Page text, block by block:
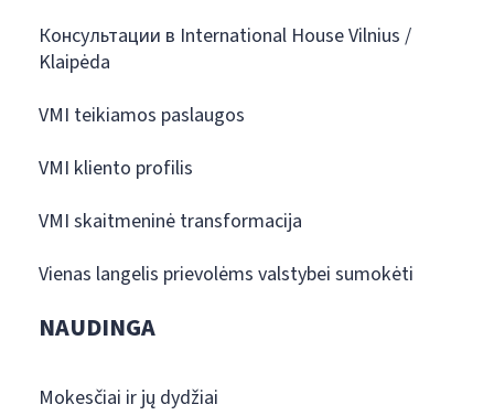
Консультации в International House Vilnius /
Klaipėda
VMI teikiamos paslaugos
VMI kliento profilis
VMI skaitmeninė transformacija
Vienas langelis prievolėms valstybei sumokėti
NAUDINGA
Mokesčiai ir jų dydžiai